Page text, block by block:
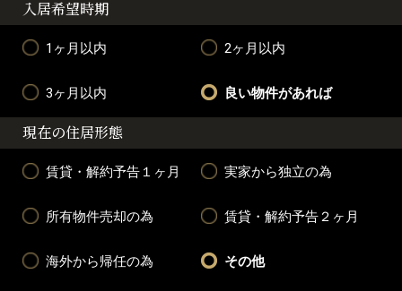
入居希望時期
1ヶ月以内 2ヶ月以内
3ヶ月以内 良い物件があれば
現在の住居形態
賃貸・解約予告１ヶ月 実家から独立の為
所有物件売却の為 賃貸・解約予告２ヶ月
海外から帰任の為 その他